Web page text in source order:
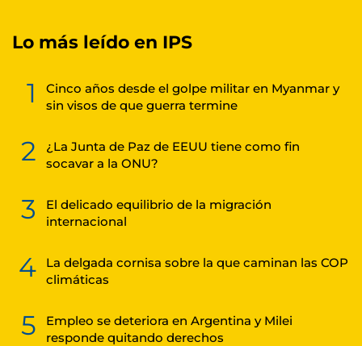
Lo más leído en IPS
1
Cinco años desde el golpe militar en Myanmar y
sin visos de que guerra termine
2
¿La Junta de Paz de EEUU tiene como fin
socavar a la ONU?
3
El delicado equilibrio de la migración
internacional
4
La delgada cornisa sobre la que caminan las COP
climáticas
5
Empleo se deteriora en Argentina y Milei
responde quitando derechos